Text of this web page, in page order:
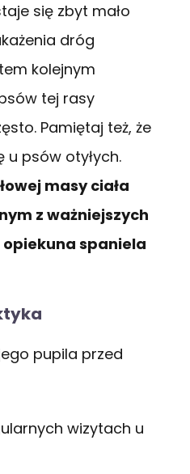
się zbyt mało
dróg
kolejnym
tej rasy
Pamiętaj też, że
psów otyłych.
masy ciała
z ważniejszych
spaniela
pupila przed
wizytach u